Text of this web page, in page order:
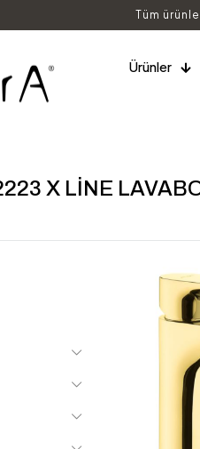
Tüm
Ürünler
X LİNE